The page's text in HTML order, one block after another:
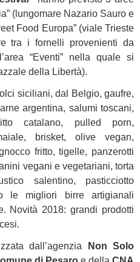
(lungomare Nazario Sauro e
Food Europa” (viale Trieste
tra i fornelli provenienti da
“Eventi” nella quale si
della Libertà).
siciliani, dal Belgio, gaufre,
argentina, salumi toscani,
catalano, pulled porn,
brisket, olive vegan,
fritto, tigelle, panzerotti
vegani e vegetariani, torta
salentino, pasticciotto
le migliori birre artigianali
Novità 2018: grandi prodotti
dall’agenzia
Non Solo